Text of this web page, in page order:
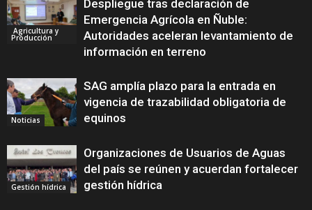
Agricultura y
Producción
Despliegue tras declaración de
Emergencia Agrícola en Ñuble:
Autoridades aceleran levantamiento de
información en terreno
Noticias
SAG amplía plazo para la entrada en
vigencia de trazabilidad obligatoria de
equinos
Gestión hídrica
Organizaciones de Usuarios de Aguas
del país se reúnen y acuerdan fortalecer
gestión hídrica